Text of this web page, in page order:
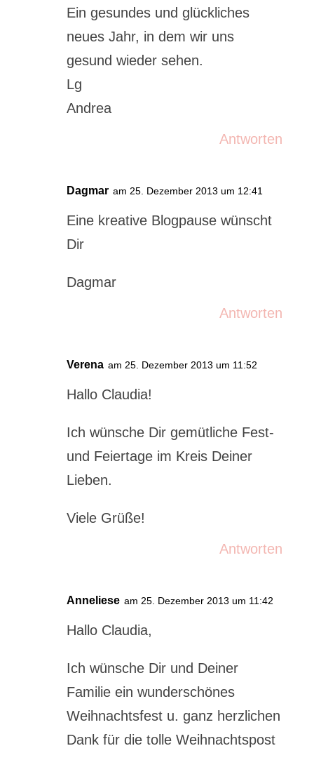
Ein gesundes und glückliches
neues Jahr, in dem wir uns
gesund wieder sehen.
Lg
Andrea
Antworten
Dagmar am 25. Dezember 2013 um 12:41
Eine kreative Blogpause wünscht
Dir
Dagmar
Antworten
Verena am 25. Dezember 2013 um 11:52
Hallo Claudia!
Ich wünsche Dir gemütliche Fest-
und Feiertage im Kreis Deiner
Lieben.
Viele Grüße!
Antworten
Anneliese am 25. Dezember 2013 um 11:42
Hallo Claudia,
Ich wünsche Dir und Deiner
Familie ein wunderschönes
Weihnachtsfest u. ganz herzlichen
Dank für die tolle Weihnachtspost